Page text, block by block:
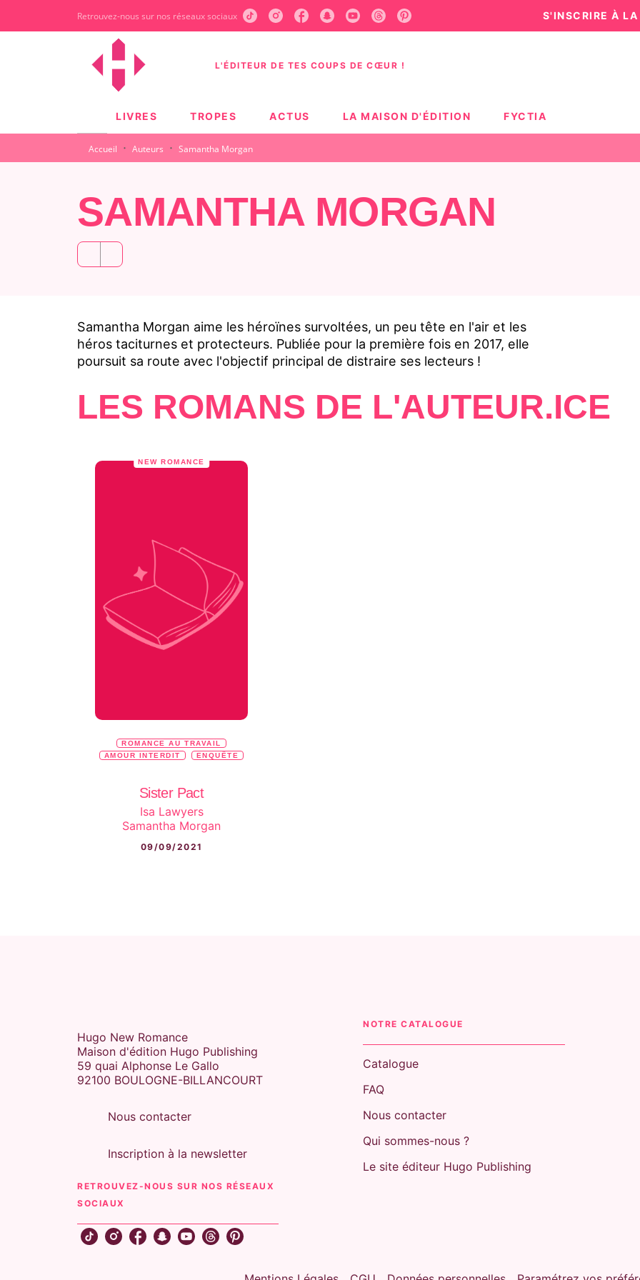
CONTENU PIED DE PAGE
Retrouvez-nous sur nos réseaux sociaux S'INSCRIRE À
L'ÉDITEUR DE TES COUPS DE CŒUR !
LIVRES TROPES ACTUS LA MAISON D'ÉDITION FYCTIA
Accueil · Auteurs · Samantha Morgan
SAMANTHA MORGAN
Samantha Morgan aime les héroïnes survoltées, un peu tête en l'air et les
héros taciturnes et protecteurs. Publiée pour la première fois en 2017, elle
poursuit sa route avec l'objectif principal de distraire ses lecteurs !
LES ROMANS DE L'AUTEUR.ICE
NEW ROMANCE
ROMANCE AU TRAVAIL
AMOUR INTERDIT
ENQUÊTE
Sister Pact
Isa Lawyers
Samantha Morgan
09/09/2021
Hugo New Romance
Maison d'édition Hugo Publishing
59 quai Alphonse Le Gallo
92100 BOULOGNE-BILLANCOURT
Nous contacter
Inscription à la newsletter
RETROUVEZ-NOUS SUR NOS RÉSEAUX
SOCIAUX
NOTRE CATALOGUE
Catalogue
FAQ
Nous contacter
Qui sommes-nous ?
Le site éditeur Hugo Publishing